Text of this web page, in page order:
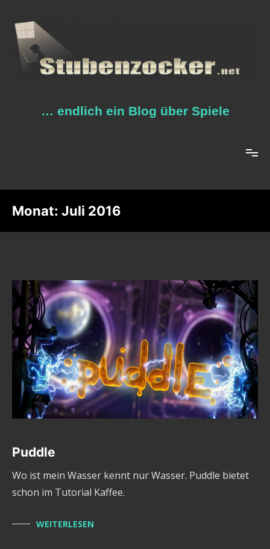
Inhalt
springen
… endlich ein Blog über Spiele
Monat: Juli 2016
Puddle
Wo ist mein Wasser kennt nur Wasser. Puddle bietet
schon im Tutorial Kaffee.
WEITERLESEN